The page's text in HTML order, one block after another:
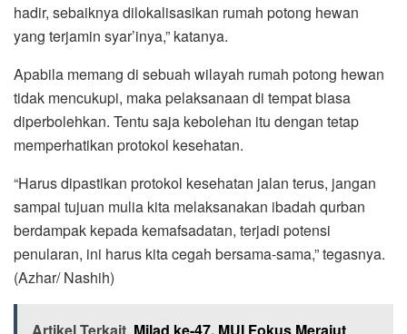
hadir, sebaiknya dilokalisasikan rumah potong hewan
yang terjamin syar’inya,” katanya.
Apabila memang di sebuah wilayah rumah potong hewan
tidak mencukupi, maka pelaksanaan di tempat biasa
diperbolehkan. Tentu saja kebolehan itu dengan tetap
memperhatikan protokol kesehatan.
“Harus dipastikan protokol kesehatan jalan terus, jangan
sampai tujuan mulia kita melaksanakan ibadah qurban
berdampak kepada kemafsadatan, terjadi potensi
penularan, ini harus kita cegah bersama-sama,” tegasnya.
(Azhar/ Nashih)
Artikel Terkait Milad ke-47, MUI Fokus Merajut